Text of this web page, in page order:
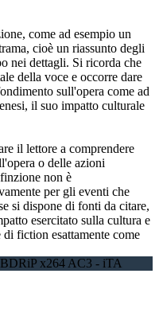
come ad esempio un
cioè un riassunto degli
nei dettagli. Si ricorda che
della voce e occorre dare
sull'opera come ad
il suo impatto culturale
il lettore a comprendere
o delle azioni
non è
per gli eventi che
si dispone di fonti da citare,
esercitato sulla cultura e
fiction esattamente come
x264 AC3 - iTA